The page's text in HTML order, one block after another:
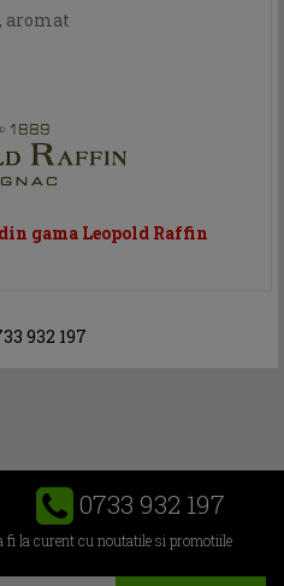
aromat
gama Leopold Raffin
932 197
0733 932 197
fi la curent cu noutatile si promotiile